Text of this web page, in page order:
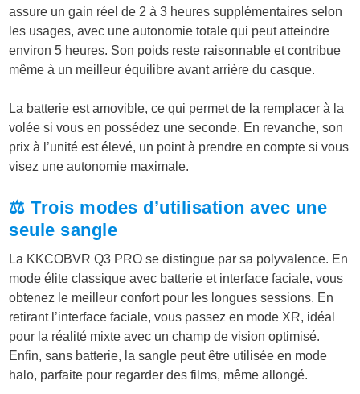
assure un gain réel de 2 à 3 heures supplémentaires selon
les usages, avec une autonomie totale qui peut atteindre
environ 5 heures. Son poids reste raisonnable et contribue
même à un meilleur équilibre avant arrière du casque.
La batterie est amovible, ce qui permet de la remplacer à la
volée si vous en possédez une seconde. En revanche, son
prix à l’unité est élevé, un point à prendre en compte si vous
visez une autonomie maximale.
⚖️ Trois modes d’utilisation avec une
seule sangle
La KKCOBVR Q3 PRO se distingue par sa polyvalence. En
mode élite classique avec batterie et interface faciale, vous
obtenez le meilleur confort pour les longues sessions. En
retirant l’interface faciale, vous passez en mode XR, idéal
pour la réalité mixte avec un champ de vision optimisé.
Enfin, sans batterie, la sangle peut être utilisée en mode
halo, parfaite pour regarder des films, même allongé.